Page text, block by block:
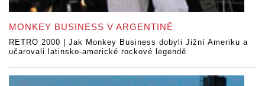
MONKEY BUSINESS V ARGENTINĚ
RETRO 2000 | Jak Monkey Business dobyli Jižní Ameriku a
učarovali latinsko-americké rockové legendě